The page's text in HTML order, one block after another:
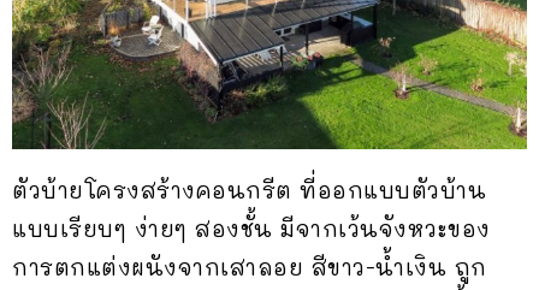
ตัวบ้ายโครงสร้างคอนกรีต ที่ออกแบบตัวบ้าน
แบบเรียบๆ ง่ายๆ สองชั้น มีจากเว้นจังหวะของ
การตกแต่งผนังจากเสาลอย สีขาว-น้ำเงิน ถูก